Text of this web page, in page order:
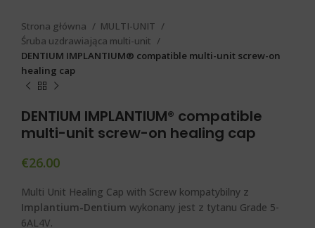
Strona główna
MULTI-UNIT
Śruba uzdrawiająca multi-unit
DENTIUM IMPLANTIUM® compatible multi-unit screw-on
healing cap
DENTIUM IMPLANTIUM® compatible
multi-unit screw-on healing cap
€26.00
Multi Unit Healing Cap with Screw kompatybilny z
Implantium-Dentium wykonany jest z tytanu Grade 5-
6AL4V.